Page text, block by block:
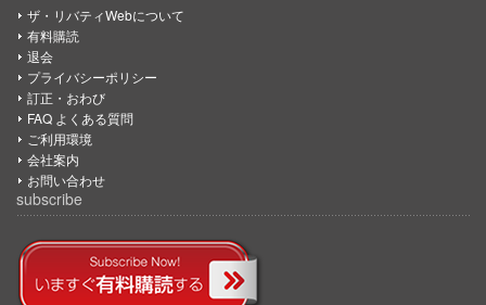
ザ・リバティWebについて
有料購読
退会
プライバシーポリシー
訂正・おわび
FAQ よくある質問
ご利用環境
会社案内
お問い合わせ
subscribe